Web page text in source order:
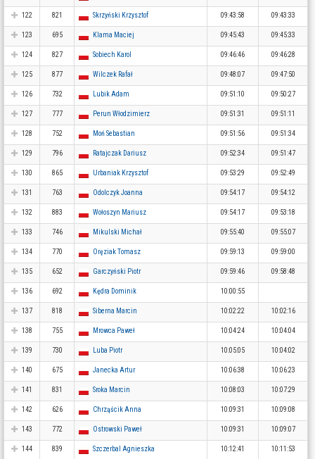
122 821 Skrzyński Krzysztof 09:43:58 09:43:33
123 695 Klama Maciej 09:45:43 09:45:33
124 827 Sobiech Karol 09:46:46 09:46:28
125 877 Wilczek Rafał 09:48:07 09:47:50
126 732 Lubik Adam 09:51:10 09:50:27
127 777 Perun Włodzimierz 09:51:31 09:51:11
128 752 Moń Sebastian 09:51:56 09:51:34
129 796 Ratajczak Dariusz 09:52:34 09:51:47
130 865 Urbaniak Krzysztof 09:53:29 09:52:49
131 763 Odolczyk Joanna 09:54:17 09:54:12
132 883 Wołoszyn Mariusz 09:54:17 09:53:18
133 746 Mikulski Michał 09:55:40 09:55:07
134 770 Oręziak Tomasz 09:59:13 09:59:00
135 652 Garczyński Piotr 09:59:46 09:58:48
136 692 Kędra Dominik 10:00:55
137 818 Siberna Marcin 10:02:22 10:02:16
138 755 Mrowca Paweł 10:04:24 10:04:04
139 730 Luba Piotr 10:05:05 10:04:02
140 675 Janecka Artur 10:06:38 10:06:23
141 831 Sroka Marcin 10:08:03 10:07:29
142 626 Chrząścik Anna 10:09:31 10:09:08
143 772 Ostrowski Paweł 10:09:31 10:09:07
144 839 Szczerbal Agnieszka 10:12:41 10:11:53